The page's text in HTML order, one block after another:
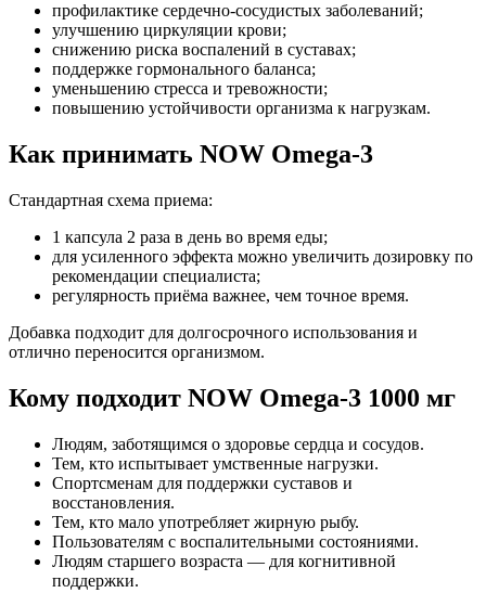
профилактике сердечно-сосудистых заболеваний;
улучшению циркуляции крови;
снижению риска воспалений в суставах;
поддержке гормонального баланса;
уменьшению стресса и тревожности;
повышению устойчивости организма к нагрузкам.
Как принимать NOW Omega-3
Стандартная схема приема:
1 капсула 2 раза в день во время еды;
для усиленного эффекта можно увеличить дозировку по
рекомендации специалиста;
регулярность приёма важнее, чем точное время.
Добавка подходит для долгосрочного использования и
отлично переносится организмом.
Кому подходит NOW Omega-3 1000 мг
Людям, заботящимся о здоровье сердца и сосудов.
Тем, кто испытывает умственные нагрузки.
Спортсменам для поддержки суставов и
восстановления.
Тем, кто мало употребляет жирную рыбу.
Пользователям с воспалительными состояниями.
Людям старшего возраста — для когнитивной
поддержки.